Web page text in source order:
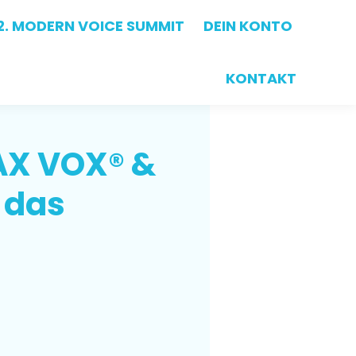
MODERN VOICE SUMMIT DEIN KONTO
KONTAKT
VOX® &
MODERN VOICE SUMMIT DEIN KONTO
KONTAKT